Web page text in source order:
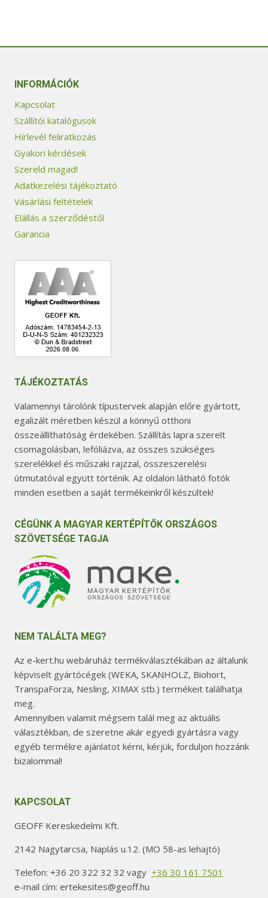
INFORMÁCIÓK
Kapcsolat
Szállítói katalógusok
Hírlevél feliratkozás
Gyakori kérdések
Szereld magad!
Adatkezelési tájékoztató
Vásárlási feltételek
Elállás a szerződéstől
Garancia
TÁJÉKOZTATÁS
Valamennyi tárolónk típustervek alapján előre gyártott,
egalizált méretben készül a könnyű otthoni
összeállíthatóság érdekében. Szállítás lapra szerelt
csomagolásban, lefóliázva, az összes szükséges
szerelékkel és műszaki rajzzal, összeszerelési
útmutatóval együtt történik. Az oldalon látható fotók
minden esetben a saját termékeinkről készültek!
CÉGÜNK A MAGYAR KERTÉPÍTŐK ORSZÁGOS
SZÖVETSÉGE TAGJA
NEM TALÁLTA MEG?
Az e-kert.hu webáruház termékválasztékában az általunk
képviselt gyártócégek (WEKA, SKANHOLZ, Biohort,
TranspaForza, Nesling, XIMAX stb.) termékeit találhatja
meg.
Amennyiben valamit mégsem talál meg az aktuális
választékban, de szeretne akár egyedi gyártásra vagy
egyéb termékre ajánlatot kérni, kérjük, forduljon hozzánk
bizalommal!
KAPCSOLAT
GEOFF Kereskedelmi Kft.
2142 Nagytarcsa, Naplás u.12. (MO 58-as lehajtó)
Telefon: +36 20 322 32 32 vagy +36 30 161 7501
e-mail cím: ertekesites@geoff.hu